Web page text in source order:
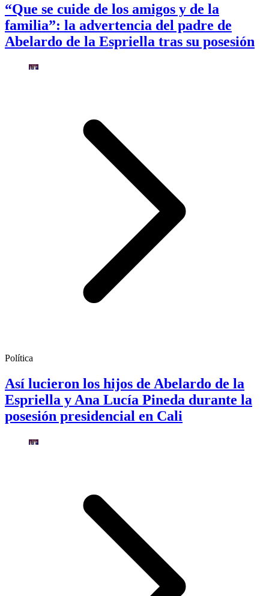
“Que se cuide de los amigos y de la
familia”: la advertencia del padre de
Abelardo de la Espriella tras su posesión
Política
Así lucieron los hijos de Abelardo de la
Espriella y Ana Lucía Pineda durante la
posesión presidencial en Cali